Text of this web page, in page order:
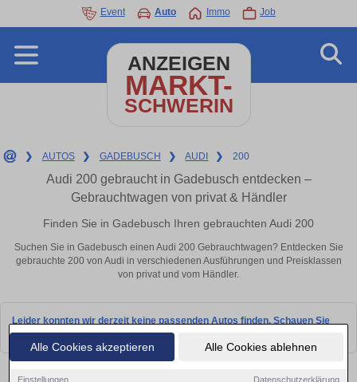
Alle Cookies akzeptieren Alle Cookies ablehnen
Einstellungen Datenschutzerklärung
Event Auto Immo Job
ANZEIGEN
MARKT-
SCHWERIN
❯ AUTOS ❯ GADEBUSCH ❯ AUDI ❯ 200
Audi 200 gebraucht in Gadebusch entdecken –
Gebrauchtwagen von privat & Händler
Finden Sie in Gadebusch Ihren gebrauchten Audi 200
Suchen Sie in Gadebusch einen Audi 200 Gebrauchtwagen? Entdecken Sie
gebrauchte 200 von Audi in verschiedenen Ausführungen und Preisklassen
von privat und vom Händler.
Leider konnten wir derzeit keine passenden Autos finden. Schauen Sie
bald wieder vorbei!